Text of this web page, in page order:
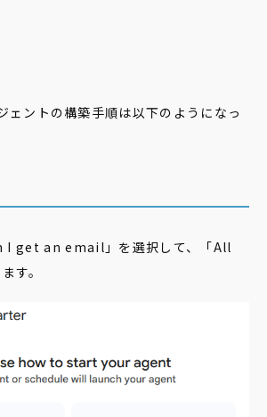
ェントの構築手順は以下のようになっ
get an email」を選択して、「All
す。